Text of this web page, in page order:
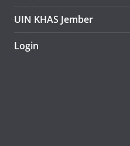
UIN KHAS Jember
Login